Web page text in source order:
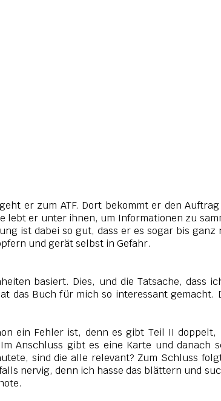
er zum ATF. Dort bekommt er den
lebt er unter ihnen, um Informationen zu
ist dabei so gut, dass er es sogar bis ganz
und gerät selbst in Gefahr.
basiert. Dies, und die Tatsache, dass
das Buch für mich so interessant gemacht.
ein Fehler ist, denn es gibt Teil II doppelt,
Anschluss gibt es eine Karte und danach
sind die alle relevant? Zum Schluss
nervig, denn ich hasse das blättern und